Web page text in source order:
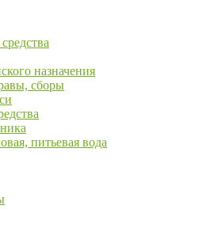
назначения
сборы
питьевая вода